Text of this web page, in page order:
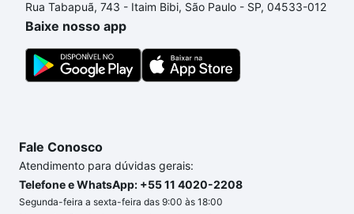
de compra, veja em nosso portal quanto custa
comprar um apartamento
comprar o imóvel dos seus sonhos com segurança e
conforto. Loft, com você até as chaves.
Rua Tabapuã, 743 - Itaim Bibi, São Paulo - SP, 04533-012
Baixe nosso app
Fale Conosco
Atendimento para dúvidas gerais:
Telefone e WhatsApp: +55 11 4020-2208
Segunda-feira a sexta-feira das 9:00 às 18:00